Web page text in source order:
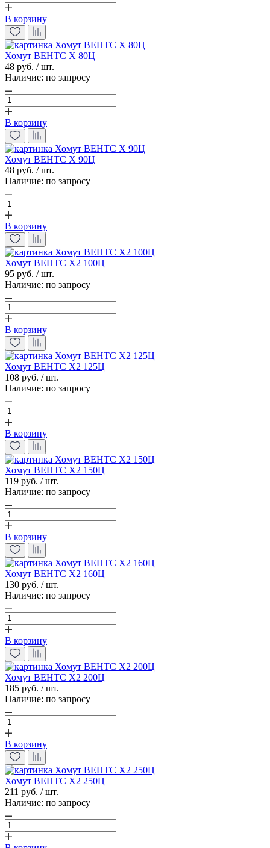
В корзину
Хомут ВЕНТС Х 80Ц
48 руб. / шт.
Наличие: по запросу
В корзину
Хомут ВЕНТС Х 90Ц
48 руб. / шт.
Наличие: по запросу
В корзину
Хомут ВЕНТС Х2 100Ц
95 руб. / шт.
Наличие: по запросу
В корзину
Хомут ВЕНТС Х2 125Ц
108 руб. / шт.
Наличие: по запросу
В корзину
Хомут ВЕНТС Х2 150Ц
119 руб. / шт.
Наличие: по запросу
В корзину
Хомут ВЕНТС Х2 160Ц
130 руб. / шт.
Наличие: по запросу
В корзину
Хомут ВЕНТС Х2 200Ц
185 руб. / шт.
Наличие: по запросу
В корзину
Хомут ВЕНТС Х2 250Ц
211 руб. / шт.
Наличие: по запросу